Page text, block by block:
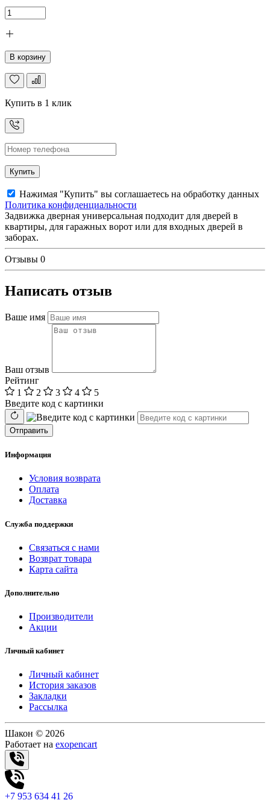
В корзину
Купить в 1 клик
Купить
Нажимая "Купить" вы соглашаетесь на обработку данных
Политика конфиденциальности
Задвижка дверная универсальная подходит для дверей в
квартиры, для гаражных ворот или для входных дверей в
заборах.
Отзывы 0
Написать отзыв
Ваше имя
Ваш отзыв
Рейтинг
1
2 3 4
5
Введите код с картинки
Отправить
Информация
Условия возврата
Оплата
Доставка
Служба поддержки
Связаться с нами
Возврат товара
Карта сайта
Дополнительно
Производители
Акции
Личный кабинет
Личный кабинет
История заказов
Закладки
Рассылка
Шакон © 2026
Работает на exopencart
+7 953 634 41 26